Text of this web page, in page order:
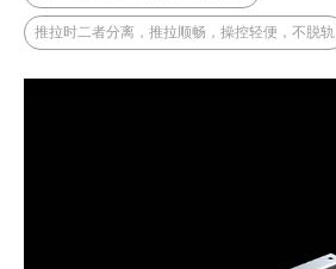
推拉时二者分离，推拉顺畅，操控轻便，不脱轨